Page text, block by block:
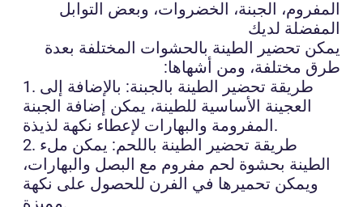
المفروم، الجبنة، الخضروات، وبعض التوابل
المفضلة لديك
يمكن تحضير الطينة بالحشوات المختلفة بعدة
طرق مختلفة، ومن أشهاها:
1. طريقة تحضير الطينة بالجبنة: بالإضافة إلى
العجينة الأساسية للطينة، يمكن إضافة الجبنة
المفرومة والبهارات لإعطاء نكهة لذيذة.
2. طريقة تحضير الطينة باللحم: يمكن ملء
الطينة بحشوة لحم مفروم مع البصل والبهارات،
ويمكن تحميرها في الفرن للحصول على نكهة
مميزة.